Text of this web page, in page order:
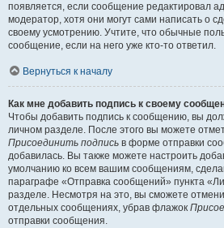
появляется, если сообщение редактировал
модератор, хотя они могут сами написать о
своему усмотрению. Учтите, что обычные
сообщение, если на него уже кто-то ответил.
Вернуться к началу
Как мне добавить подпись к своему
Чтобы добавить подпись к сообщению, вы
личном разделе. После этого вы можете
Присоединить подпись в форме отправки
добавилась. Вы также можете настроить
умолчанию ко всем вашим сообщениям,
параграфе «Отправка сообщений» пункта
разделе. Несмотря на это, вы сможете
отдельных сообщениях, убрав флажок
отправки сообщения.